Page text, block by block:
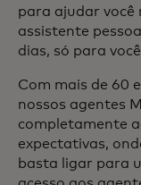
para ajudar você
assistente
dias, só para
Com mais de 60
nossos agentes
completamente
expectativas,
basta ligar para